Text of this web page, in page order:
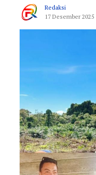
Redaksi
17 Desember 2025